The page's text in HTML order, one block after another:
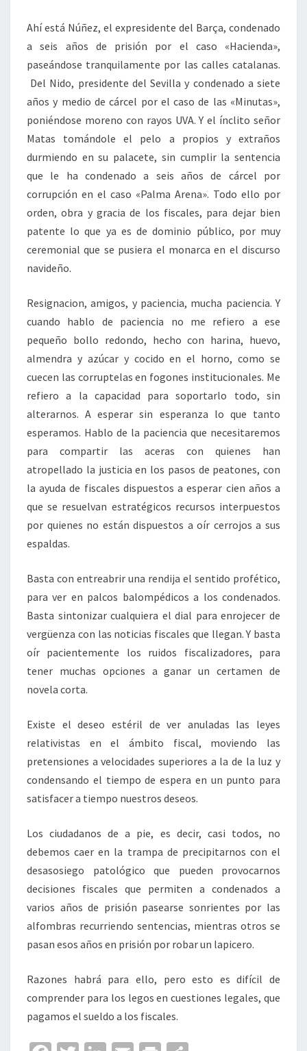
Ahí está Núñez, el expresidente del Barça, condenado
a seis años de prisión por el caso «Hacienda»,
paseándose tranquilamente por las calles catalanas.
Del Nido, presidente del Sevilla y condenado a siete
años y medio de cárcel por el caso de las «Minutas»,
poniéndose moreno con rayos UVA. Y el ínclito señor
Matas tomándole el pelo a propios y extraños
durmiendo en su palacete, sin cumplir la sentencia
que le ha condenado a seis años de cárcel por
corrupción en el caso «Palma Arena». Todo ello por
orden, obra y gracia de los fiscales, para dejar bien
patente lo que ya es de dominio público, por muy
ceremonial que se pusiera el monarca en el discurso
navideño.
Resignacion, amigos, y paciencia, mucha paciencia. Y
cuando hablo de paciencia no me refiero a ese
pequeño bollo redondo, hecho con harina, huevo,
almendra y azúcar y cocido en el horno, como se
cuecen las corruptelas en fogones institucionales. Me
refiero a la capacidad para soportarlo todo, sin
alterarnos. A esperar sin esperanza lo que tanto
esperamos. Hablo de la paciencia que necesitaremos
para compartir las aceras con quienes han
atropellado la justicia en los pasos de peatones, con
la ayuda de fiscales dispuestos a esperar cien años a
que se resuelvan estratégicos recursos interpuestos
por quienes no están dispuestos a oír cerrojos a sus
espaldas.
Basta con entreabrir una rendija el sentido profético,
para ver en palcos balompédicos a los condenados.
Basta sintonizar cualquiera el dial para enrojecer de
vergüenza con las noticias fiscales que llegan. Y basta
oír pacientemente los ruidos fiscalizadores, para
tener muchas opciones a ganar un certamen de
novela corta.
Existe el deseo estéril de ver anuladas las leyes
relativistas en el ámbito fiscal, moviendo las
pretensiones a velocidades superiores a la de la luz y
condensando el tiempo de espera en un punto para
satisfacer a tiempo nuestros deseos.
Los ciudadanos de a pie, es decir, casi todos, no
debemos caer en la trampa de precipitarnos con el
desasosiego patológico que pueden provocarnos
decisiones fiscales que permiten a condenados a
varios años de prisión pasearse sonrientes por las
alfombras recurriendo sentencias, mientras otros se
pasan esos años en prisión por robar un lapicero.
Razones habrá para ello, pero esto es difícil de
comprender para los legos en cuestiones legales, que
pagamos el sueldo a los fiscales.